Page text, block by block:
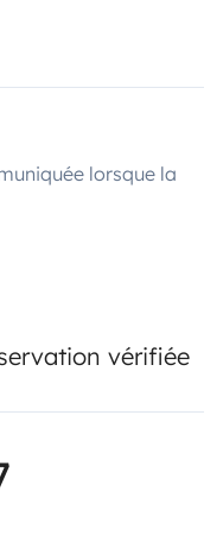
lorsque la
vérifiée